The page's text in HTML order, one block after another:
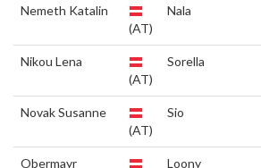
Nemeth Katalin
(AT)
Nala
Nikou Lena
(AT)
Sorella
Novak Susanne
(AT)
Sio
Obermayr
Loony